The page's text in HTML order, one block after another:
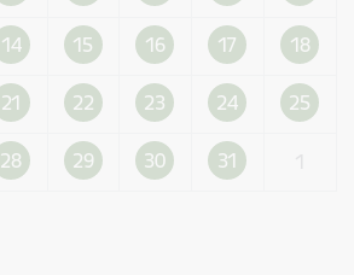
14 15 16 17 18
21 22 23 24 25
28 29 30 31